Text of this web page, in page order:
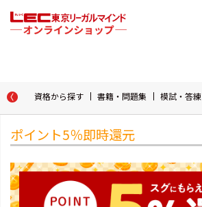
資格から探す 書籍・問題集 模試・答練
ポイント5％即時還元